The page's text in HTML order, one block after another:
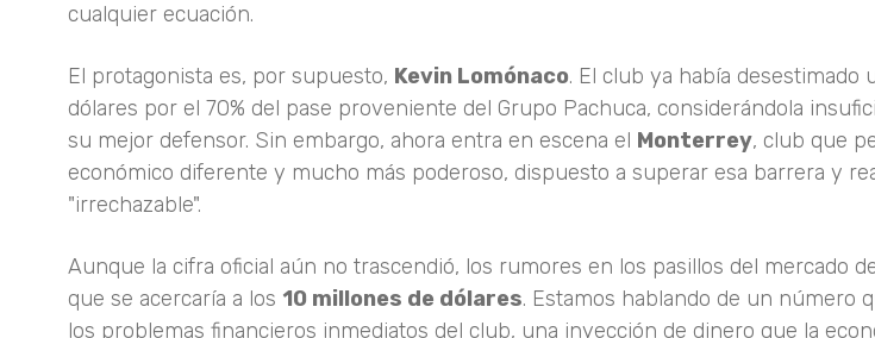
cualquier ecuación.
El protagonista es, por supuesto, Kevin Lomónaco. El club ya había desestimado
dólares por el 70% del pase proveniente del Grupo Pachuca, considerándola
su mejor defensor. Sin embargo, ahora entra en escena el Monterrey, club que
económico diferente y mucho más poderoso, dispuesto a superar esa barrera y
"irrechazable".
Aunque la cifra oficial aún no trascendió, los rumores en los pasillos del mercado
que se acercaría a los 10 millones de dólares. Estamos hablando de un número
los problemas financieros inmediatos del club, una inyección de dinero que la